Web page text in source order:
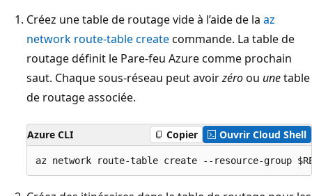
Créez une table de routage vide à l’aide de la az
network route-table createcommande. La table de
routage définit le Pare-feu Azure comme prochain
saut. Chaque sous-réseau peut avoirzéroou unetable
de routage associée.
Azure CLI Copier Ouvrir Cloud Shell